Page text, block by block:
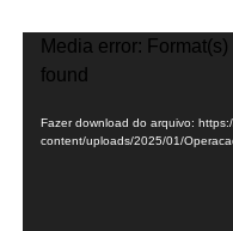
Tocador
de
Media error:
found
Fazer download do arquivo:
content/uploads/2025/01/